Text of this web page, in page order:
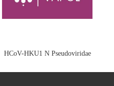
HCoV-HKU1 N Pseudoviridae